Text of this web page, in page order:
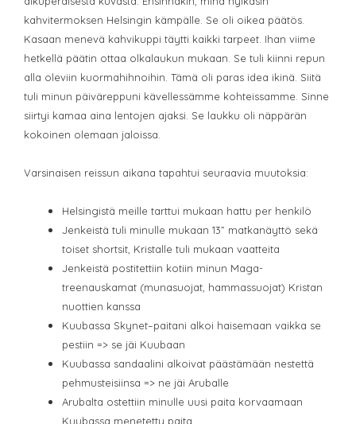
kahvitermoksen Helsingin kämpälle. Se oli oikea päätös.
Kasaan menevä kahvikuppi täytti kaikki tarpeet. Ihan viime
hetkellä päätin ottaa olkalaukun mukaan. Se tuli kiinni repun
alla oleviin kuormahihnoihin. Tämä oli paras idea ikinä. Siitä
tuli minun päiväreppuni kävellessämme kohteissamme. Sinne
siirtyi kamaa aina lentojen ajaksi. Se laukku oli näppärän
kokoinen olemaan jaloissa.
Varsinaisen reissun aikana tapahtui seuraavia muutoksia:
Helsingistä meille tarttui mukaan hattu per henkilö
Jenkeistä tuli minulle mukaan 13” matkanäyttö sekä
toiset shortsit, Kristalle tuli mukaan vaatteita
Jenkeistä postitettiin kotiin minun Maga-
treenauskamat (munasuojat, hammassuojat) Kristan
nuottien kanssa
Kuubassa Skynet–paitani alkoi haisemaan vaikka se
pestiin => se jäi Kuubaan
Kuubassa sandaalini alkoivat päästämään nestettä
pehmusteisiinsa => ne jäi Aruballe
Arubalta ostettiin minulle uusi paita korvaamaan
Kuubassa menetetty paita